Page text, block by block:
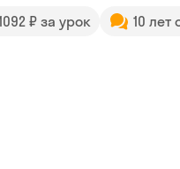
₽ за урок 10 лет